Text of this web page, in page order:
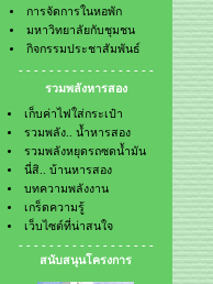
การจัดการในหอพัก
มหาวิทยาลัยกับชุมชน
กิจกรรมประชาสัมพันธ์
- - - - - - - - - - - - - - - - - -
รวมพลังหารสอง
เก็บค่าไฟใส่กระเป๋า
รวมพลัง.. น้ำหารสอง
รวมพลังหยุดรถซดน้ำมัน
นี่สิ.. บ้านหารสอง
บทความพลังงาน
เกร็ดความรู้
เว็บไซต์ที่น่าสนใจ
- - - - - - - - - - - - - - - - - -
สนับสนุนโครงการ